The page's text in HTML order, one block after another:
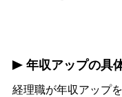
年収アップの具
経理職が年収アップ